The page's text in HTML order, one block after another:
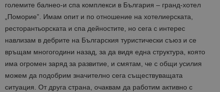
големите балнео-и спа комплекси в България – гранд-хотел
„Поморие”. Имам опит и по отношение на хотелиерската,
ресторантьорската и спа дейностите, но сега с интерес
навлизам в дебрите на Българския туристически съюз и се
връщам многогодини назад, за да видя една структура, която
има огромен заряд за развитие, и смятам, че с общи усилия
можем да подобрим значително сега съществуващата
ситуация. От друга страна, очаквам да работим активно с
дали сте за
завръщащ
_ga_B09EBBY8PY
.bgtourism.bg
1 година
Тази
Google
_ga_WXPDN4HSCV
.bgtourism.bg
1 година
Тази